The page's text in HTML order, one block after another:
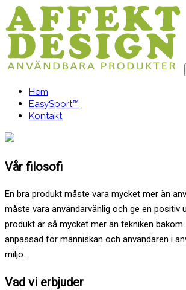
Hem
EasySport™
Kontakt
Vår filosofi
En bra produkt måste vara mycket mer än
måste vara användarvänlig och ge en positiv
produkt är så mycket mer än tekniken
anpassad för människan och användaren i
miljö.
Vad vi erbjuder